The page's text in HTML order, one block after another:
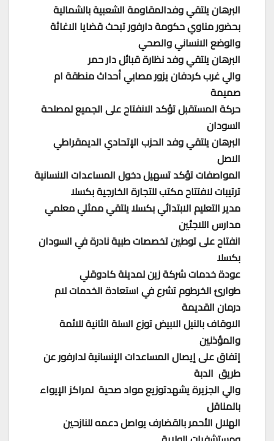
البرهان يلتقي وفدالمقاومة الشعبية بالشمالية
بحضور مناوي حكومة دارفور تبحث قضايا الاغاثة
والوضع الانساني والصحي
البرهان يلتقي وفد نظارة قبائل دار حمر
والي غرب كردفان يزور مصابي أحداث منطقة ام
صميمة
حركة المستقبل تؤكد الانفتاح على الجميع لمصلحة
السودان
البرهان يلتقي وفد الحزب الإتحادي الديمقراطي
الاصل
المواصفات تؤكد تسهيل دخول المساعدات الانسانية
ترتيبات لافتتاح مكتب للتجارة الخارجية بكسلا
مدير التعليم الابتدائي بكسلا يلتقي ممثلي معلمي
مدارس اللاجئين
انفتاح على توطين تخصصات طبية نادرة في السودان
بكسلا
عودة خدمات شركة زين لمدينة كادوقلي
طوارئ الخرطوم تشرع في استعادة الخدمات لام
درمان القديمة
الاوقاف بالنيل الابيض توزع السلة الثانية للائمة
والمؤذنين
إتفاق على إيصال المساعدات الإنسانية لدارفور عن
طريق الدبة
والي الجزيرة يشهدتوزيع مواد صحية لمراكز الإيواء
بالمناقل
الهلال الأحمر بالقضارف يواصل دعمه للنازحين